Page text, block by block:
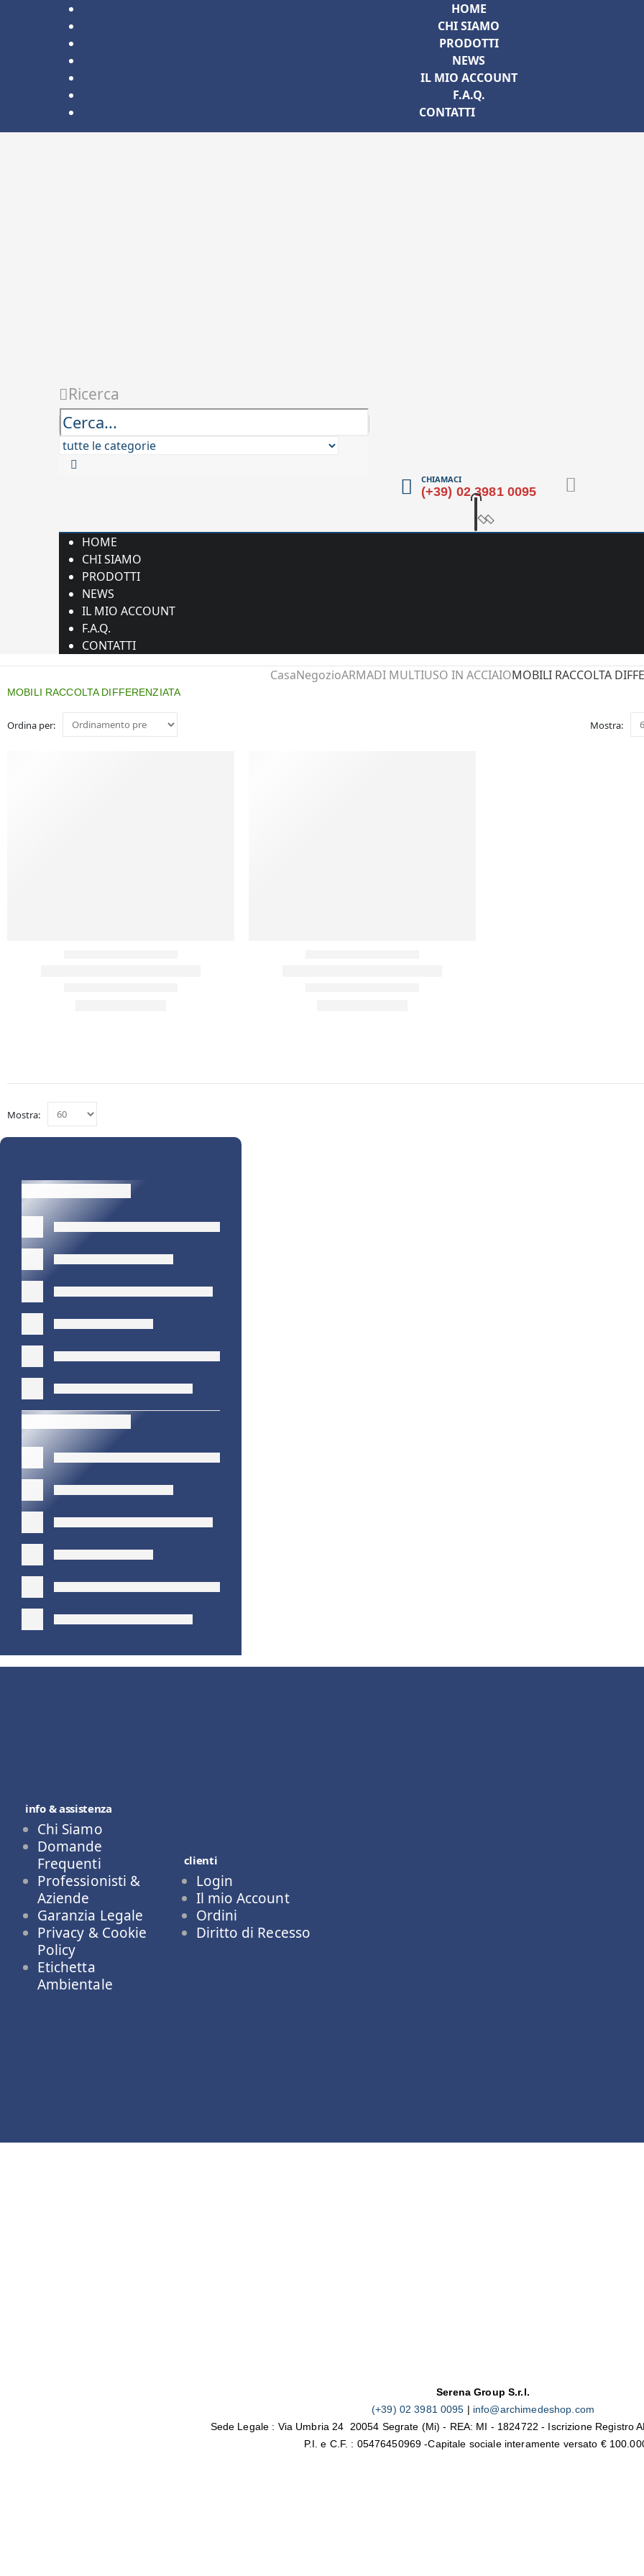
HOME
CHI SIAMO
PRODOTTI
NEWS
IL MIO ACCOUNT
F.A.Q.
CONTATTI
Ricerca
CHIAMACI
(+39) 02 3981 0095
HOME
CHI SIAMO
PRODOTTI
NEWS
IL MIO ACCOUNT
F.A.Q.
CONTATTI
CasaNegozioARMADI MULTIUSO IN ACCIAIOMOBILI RACCOLTA
MOBILI RACCOLTA DIFFERENZIATA
Ordina per: Mostra:
Mostra:
info & assistenza
Chi Siamo
Domande
Frequenti
Professionisti &
Aziende
Garanzia Legale
Privacy & Cookie
Policy
Etichetta
Ambientale
clienti
Login
Il mio Account
Ordini
Diritto di Recesso
Serena Group S.r.l.
(+39) 02 3981 0095 | info@archimedeshop.com
Sede Legale : Via Umbria 24 20054 Segrate (Mi) - REA: MI - 1824722 - Iscrizione Registro
P.I. e C.F. : 05476450969 -Capitale sociale interamente versato €